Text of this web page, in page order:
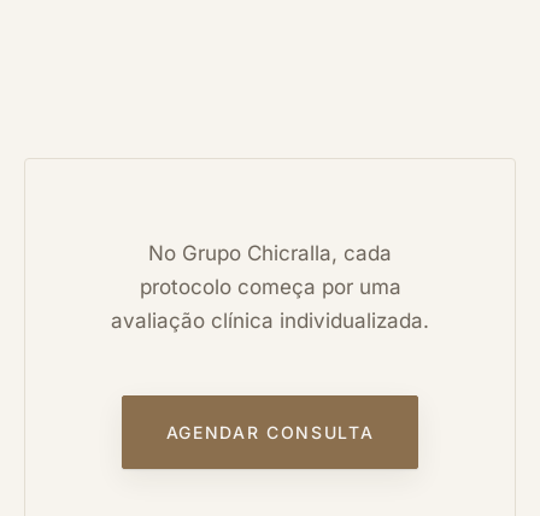
No Grupo Chicralla, cada
protocolo começa por uma
avaliação clínica individualizada.
AGENDAR CONSULTA